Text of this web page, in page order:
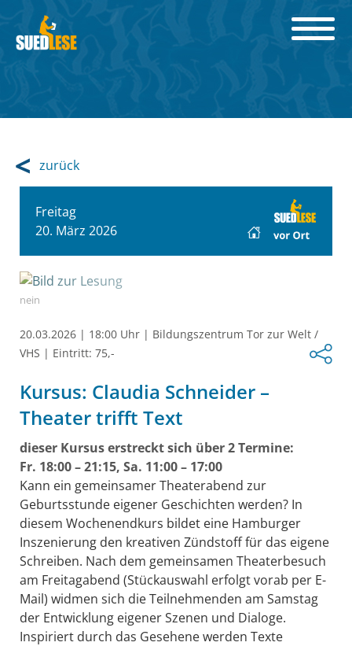
zurück
Freitag
20. März 2026
nein
20.03.2026 | 18:00 Uhr | Bildungszentrum Tor zur Welt /
VHS | Eintritt: 75,-
Kursus: Claudia Schneider –
Theater trifft Text
dieser Kursus erstreckt sich über 2 Termine:
Fr. 18:00 – 21:15, Sa. 11:00 – 17:00
Kann ein gemeinsamer Theaterabend zur
Geburtsstunde eigener Geschichten werden? In
diesem Wochenendkurs bildet eine Hamburger
Inszenierung den kreativen Zündstoff für das eigene
Schreiben. Nach dem gemeinsamen Theaterbesuch
am Freitagabend (Stückauswahl erfolgt vorab per E-
Mail) widmen sich die Teilnehmenden am Samstag
der Entwicklung eigener Szenen und Dialoge.
Inspiriert durch das Gesehene werden Texte